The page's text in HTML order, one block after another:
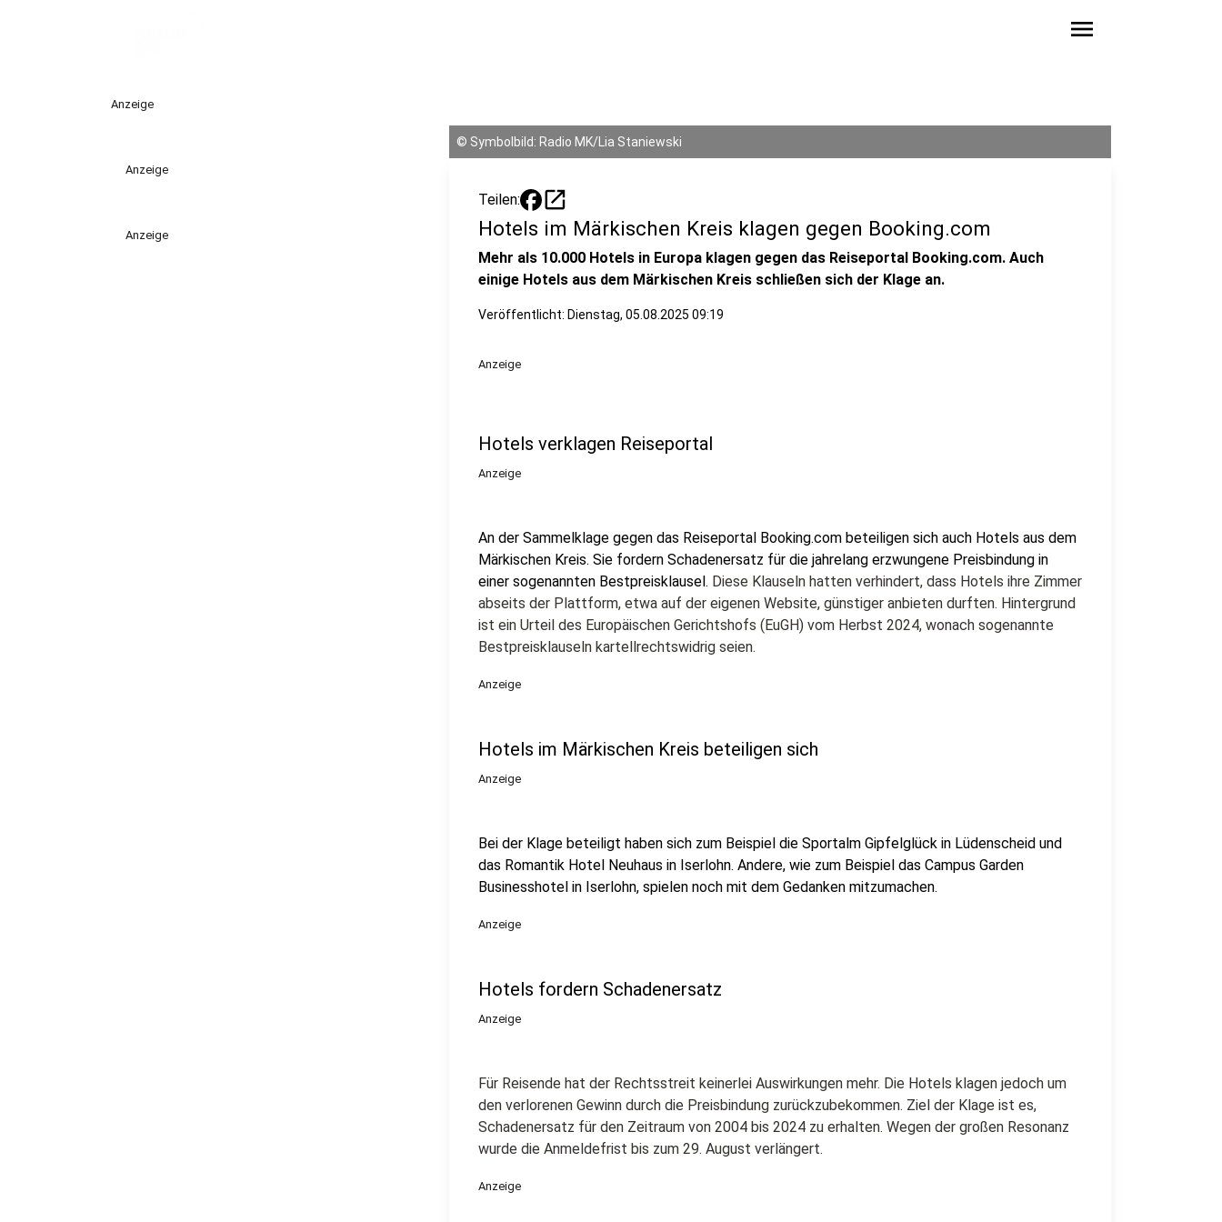
menu
Anzeige
Anzeige
Anzeige
© Symbolbild: Radio MK/Lia Staniewski
Teilen: open_in_new
Hotels im Märkischen Kreis klagen gegen Booking.com
Mehr als 10.000 Hotels in Europa klagen gegen das Reiseportal Booking.com. Auch
einige Hotels aus dem Märkischen Kreis schließen sich der Klage an.
Veröffentlicht: Dienstag, 05.08.2025 09:19
Anzeige
Hotels verklagen Reiseportal
Anzeige
An der Sammelklage gegen das Reiseportal Booking.com beteiligen sich auch Hotels aus dem
Märkischen Kreis. Sie fordern Schadenersatz für die jahrelang erzwungene Preisbindung in
einer sogenannten Bestpreisklausel. Diese Klauseln hatten verhindert, dass Hotels ihre Zimmer
abseits der Plattform, etwa auf der eigenen Website, günstiger anbieten durften. Hintergrund
ist ein Urteil des Europäischen Gerichtshofs (EuGH) vom Herbst 2024, wonach sogenannte
Bestpreisklauseln kartellrechtswidrig seien.
Anzeige
Hotels im Märkischen Kreis beteiligen sich
Anzeige
Bei der Klage beteiligt haben sich zum Beispiel die Sportalm Gipfelglück in Lüdenscheid und
das Romantik Hotel Neuhaus in Iserlohn. Andere, wie zum Beispiel das Campus Garden
Businesshotel in Iserlohn, spielen noch mit dem Gedanken mitzumachen.
Anzeige
Hotels fordern Schadenersatz
Anzeige
Für Reisende hat der Rechtsstreit keinerlei Auswirkungen mehr. Die Hotels klagen jedoch um
den verlorenen Gewinn durch die Preisbindung zurückzubekommen. Ziel der Klage ist es,
Schadenersatz für den Zeitraum von 2004 bis 2024 zu erhalten. Wegen der großen Resonanz
wurde die Anmeldefrist bis zum 29. August verlängert.
Anzeige